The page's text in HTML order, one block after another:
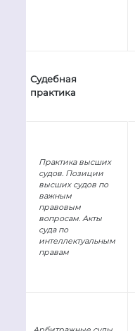
Судебная
практика
Практика высших
судов. Позиции
высших судов по
важным
правовым
вопросам. Акты
суда по
интеллектуальным
правам